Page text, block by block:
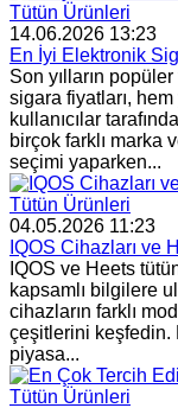
Tütün Ürünleri
14.06.2026 13:23
En İyi Elektronik
Son yılların
sigara fiyatları,
kullanıcılar
birçok farklı marka
seçimi yaparken...
Tütün Ürünleri
04.05.2026 11:23
IQOS Cihazları ve
IQOS ve Heets
kapsamlı bilgilere
cihazların farklı
çeşitlerini keşfedin.
piyasa...
Tütün Ürünleri